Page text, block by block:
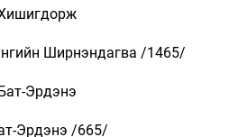
Ширнэндагва /1465/
Эрдэнэ
Эрдэнэ /665/